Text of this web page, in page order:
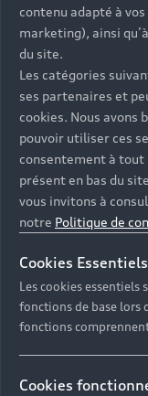
contenu adapté à
marketing), ainsi
du site.
Les catégories
ses partenaires et
cookies. Nous avons
pouvoir utiliser ces
consentement à
présent en bas du
vous invitons à
notre Politique de
Cookies Essentiels
Les cookies essentiels
fonctions de base lors
fonctions
Cookies
Accès rapides
Quelle Audi me
Tous les modèles
Recherche de
Véhicules
Modèles
Électrique
Hybride
Achat et
Configurer mon
Pour les